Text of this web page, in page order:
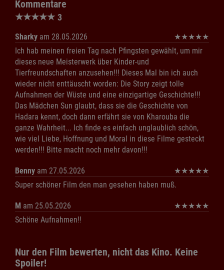
Kommentare
★★★★★ 3
Sharky am 28.05.2026 ★★★★★
Ich hab meinen freien Tag nach Pfingsten gewählt, um mir
dieses neue Meisterwerk über Kinder-und
Tierfreundschaften anzusehen!!! Dieses Mal bin ich auch
wieder nicht enttäuscht worden: Die Story zeigt tolle
Aufnahmen der Wüste und eine einzigartige Geschichte!!!
Das Mädchen Sun glaubt, dass sie die Geschichte von
Hadara kennt, doch dann erfährt sie von Kharouba die
ganze Wahrheit... Ich finde es einfach unglaublich schön,
wie viel Liebe, Hoffnung und Moral in diese Filme gesteckt
werden!!! Bitte macht noch mehr davon!!!
Benny am 27.05.2026 ★★★★★
Super schöner Film den man gesehen haben muß.
M am 25.05.2026 ★★★★★
Schöne Aufnahmen!!
Nur den Film bewerten, nicht das Kino. Keine
Spoiler!